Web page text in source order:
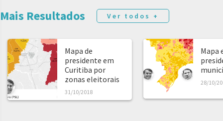
Mais Resultados Ver todos +
Mapa de
presidente em
Curitiba por
zonas eleitorais
31/10/2018
Mapa
28/10/